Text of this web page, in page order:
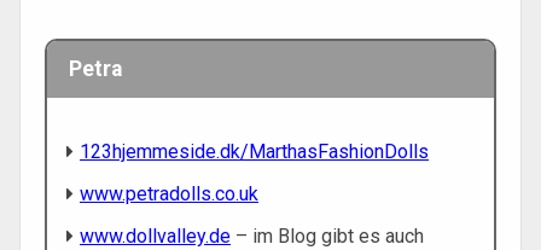
Petra
123hjemmeside.dk/MarthasFashionDolls
www.petradolls.co.uk
www.dollvalley.de – im Blog gibt es auch